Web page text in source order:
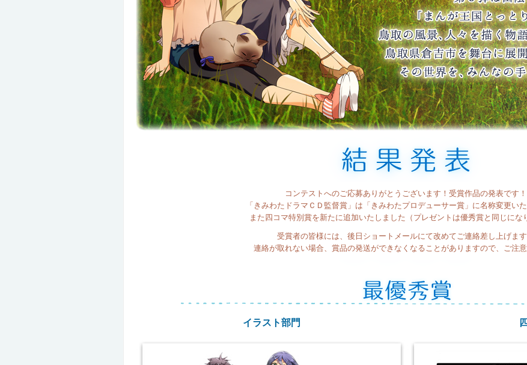
コンテストへのご応募ありがとうございます！受賞作品の発表です！
「きみわたドラマＣＤ監督賞」は「きみわたプロデューサー賞」に名称変更いた
また四コマ特別賞を新たに追加いたしました（プレゼントは優秀賞と同じにな
受賞者の皆様には、後日ショートメールにて改めてご連絡差し上げます
連絡が取れない場合、賞品の発送ができなくなることがありますので、ご注意
イラスト部門